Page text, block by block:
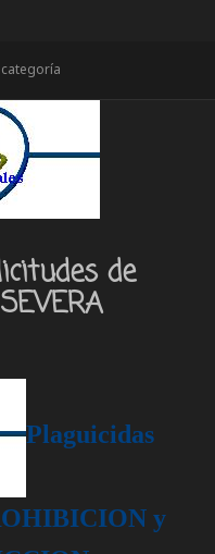
categoría
de
Plaguicidas
y